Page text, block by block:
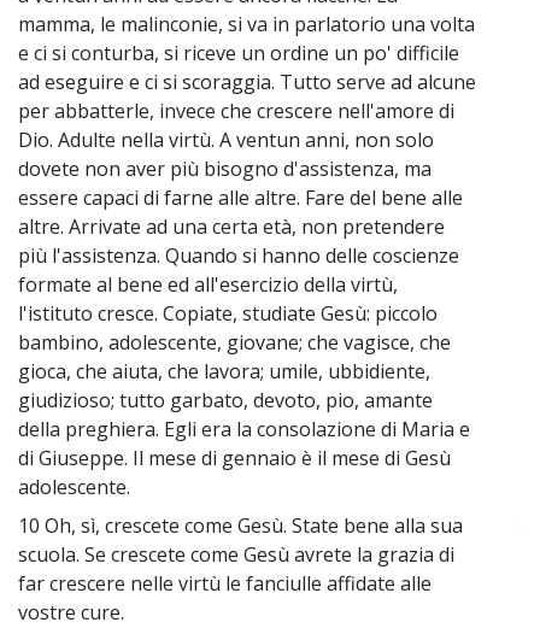
mamma, le malinconie, si va in parlatorio una volta
e ci si conturba, si riceve un ordine un po' difficile
ad eseguire e ci si scoraggia. Tutto serve ad alcune
per abbatterle, invece che crescere nell'amore di
Dio. Adulte nella virtù. A ventun anni, non solo
dovete non aver più bisogno d'assistenza, ma
essere capaci di farne alle altre. Fare del bene alle
altre. Arrivate ad una certa età, non pretendere
più l'assistenza. Quando si hanno delle coscienze
formate al bene ed all'esercizio della virtù,
l'istituto cresce. Copiate, studiate Gesù: piccolo
bambino, adolescente, giovane; che vagisce, che
gioca, che aiuta, che lavora; umile, ubbidiente,
giudizioso; tutto garbato, devoto, pio, amante
della preghiera. Egli era la consolazione di Maria e
di Giuseppe. Il mese di gennaio è il mese di Gesù
adolescente.
10 Oh, sì, crescete come Gesù. State bene alla sua
scuola. Se crescete come Gesù avrete la grazia di
far crescere nelle virtù le fanciulle affidate alle
vostre cure.